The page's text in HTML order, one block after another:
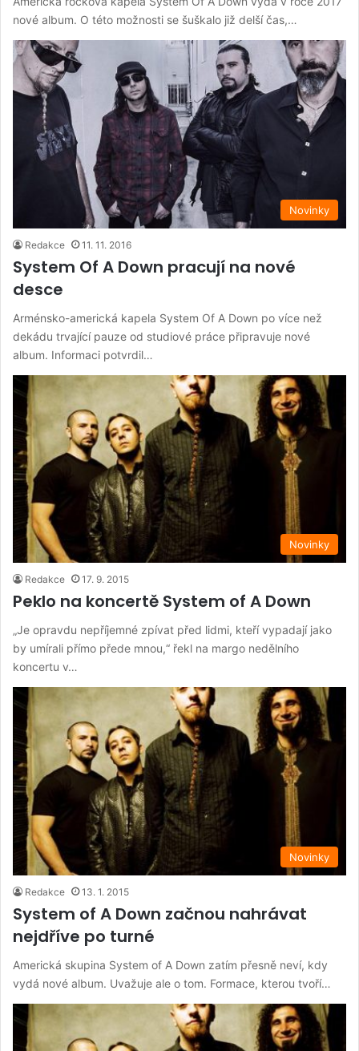
nové album. O této možnosti se šuškalo již delší čas,…
Novinky
Redakce 11. 11. 2016
System Of A Down pracují na nové
desce
Arménsko-americká kapela System Of A Down po více než
dekádu trvající pauze od studiové práce připravuje nové
album. Informaci potvrdil…
Novinky
Redakce 17. 9. 2015
Peklo na koncertě System of A Down
„Je opravdu nepříjemné zpívat před lidmi, kteří vypadají jako
by umírali přímo přede mnou,“ řekl na margo nedělního
koncertu v…
Novinky
Redakce 13. 1. 2015
System of A Down začnou nahrávat
nejdříve po turné
Americká skupina System of A Down zatím přesně neví, kdy
vydá nové album. Uvažuje ale o tom. Formace, kterou tvoří…